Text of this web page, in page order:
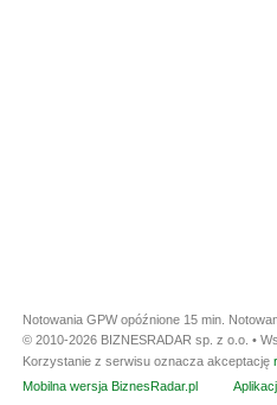
Notowania GPW opóźnione 15 min.
© 2010-2026 BIZNESRADAR sp. z o.o. •
Korzystanie z serwisu oznacza akceptację
Mobilna wersja BiznesRadar.pl